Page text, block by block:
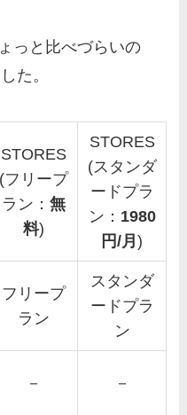
っと比べづらいの
た。
STORES
(フリープ
ラン： 無
料)
STORES
(スタンダ
ードプラ
ン： 1980
円/月)
フリープ
ラン
スタンダ
ードプラ
ン
－ －